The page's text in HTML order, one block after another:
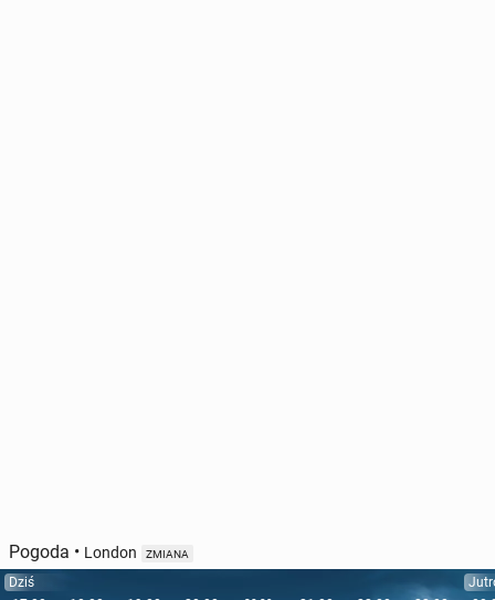
Pogoda • London ZMIANA
Dziś